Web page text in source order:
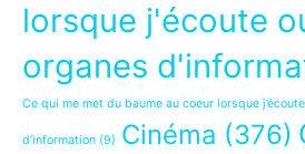
lorsque j'écoute
organes
Ce qui me met du baume au coeur lorsque
d’information (9) Cinéma (376)